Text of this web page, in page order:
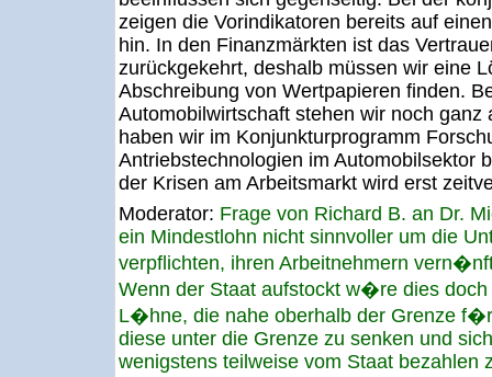
zeigen die Vorindikatoren bereits auf
hin. In den Finanzmärkten ist das
zurückgekehrt, deshalb müssen wir eine
Abschreibung von Wertpapieren finden.
Automobilwirtschaft stehen wir noch ganz
haben wir im Konjunkturprogramm
Antriebstechnologien im Automobilsektor
der Krisen am Arbeitsmarkt wird erst
Moderator: Frage von Richard B. an Dr.
ein Mindestlohn nicht sinnvoller um die
verpflichten, ihren Arbeitnehmern
Wenn der Staat aufstockt w�re dies
L�hne, die nahe oberhalb der Grenze
diese unter die Grenze zu senken und
wenigstens teilweise vom Staat bezahlen